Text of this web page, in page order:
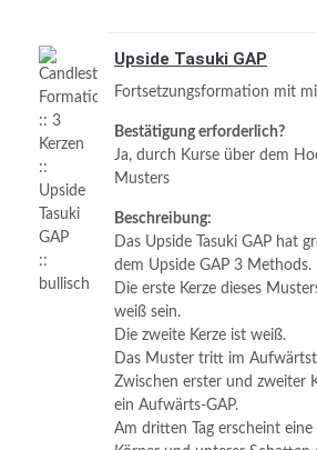
Upside Tasuki GAP
Fortsetzungsformation mit
Bestätigung erforderlich?
Ja, durch Kurse über dem
Musters
Beschreibung:
Das Upside Tasuki GAP hat
dem Upside GAP 3 Methods.
Die erste Kerze dieses
weiß sein.
Die zweite Kerze ist weiß.
Das Muster tritt im
Zwischen erster und zweiter
ein Aufwärts-GAP.
Am dritten Tag erscheint eine